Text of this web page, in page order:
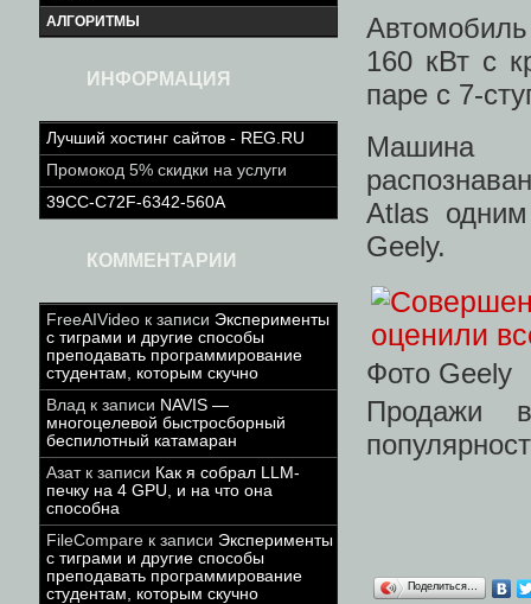
АЛГОРИТМЫ
ИНФОРМАЦИЯ
Лучший хостинг сайтов - REG.RU
Промокод 5% скидки на услуги
39CC-C72F-6342-560A
КОММЕНТАРИИ
FreeAIVideo к записи Эксперименты
с тиграми и другие способы
преподавать программирование
студентам, которым скучно
Влад к записи NAVIS —
многоцелевой быстросборный
беспилотный катамаран
Азатк записи Как я собрал LLM-
печку на 4 GPU, и на что она
способна
FileCompare к записи Эксперименты
с тиграми и другие способы
преподавать программирование
студентам, которым скучно
160 кВт с
паре с 7-
Машина
Atlas
Geely.
Фото Geely
Продажи
Поделиться…